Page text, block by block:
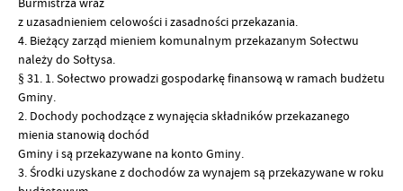
z uzasadnieniem celowości i zasadności przekazania.
4. Bieżący zarząd mieniem komunalnym przekazanym Sołectwu
należy do Sołtysa.
§ 31. 1. Sołectwo prowadzi gospodarkę finansową w ramach budżetu
Gminy.
2. Dochody pochodzące z wynajęcia składników przekazanego
mienia stanowią dochód
Gminy i są przekazywane na konto Gminy.
3. Środki uzyskane z dochodów za wynajem są przekazywane w roku